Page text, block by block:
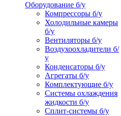
Оборудование б/у
Компрессоры б/у
Холодильные камеры
б/у
Вентиляторы б/у
Воздухоохладители б/
у
Конденсаторы б/у
Агрегаты б/у
Комплектующие б/у
Системы охлаждения
жидкости б/у
Сплит-системы б/у